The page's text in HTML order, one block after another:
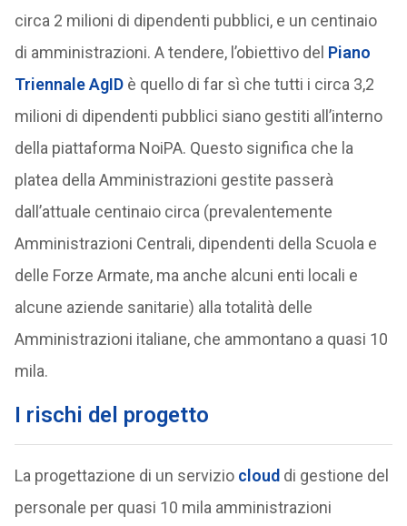
circa 2 milioni di dipendenti pubblici, e un centinaio
di amministrazioni. A tendere, l’obiettivo del Piano
Triennale AgID è quello di far sì che tutti i circa 3,2
milioni di dipendenti pubblici siano gestiti all’interno
della piattaforma NoiPA. Questo significa che la
platea della Amministrazioni gestite passerà
dall’attuale centinaio circa (prevalentemente
Amministrazioni Centrali, dipendenti della Scuola e
delle Forze Armate, ma anche alcuni enti locali e
alcune aziende sanitarie) alla totalità delle
Amministrazioni italiane, che ammontano a quasi 10
mila.
I rischi del progetto
La progettazione di un servizio cloud di gestione del
personale per quasi 10 mila amministrazioni